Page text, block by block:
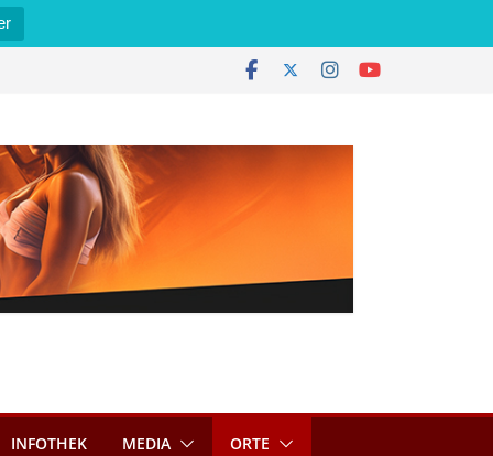
INFOTHEK MEDIA ORTE